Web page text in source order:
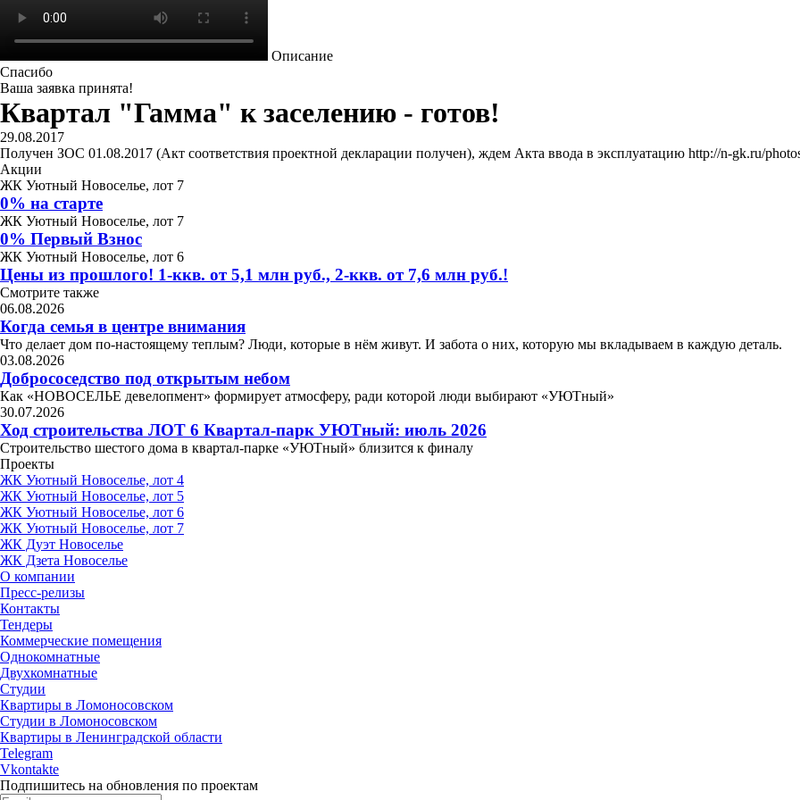
Описание
Спасибо
Ваша заявка принята!
Квартал "Гамма" к заселению - готов!
29.08.2017
Получен ЗОС 01.08.2017 (Акт соответствия проектной декларации получен), ждем Акта ввода в эксплуатацию http://n-gk.ru/
Акции
ЖК Уютный Новоселье, лот 7
0% на старте
ЖК Уютный Новоселье, лот 7
0% Первый Взнос
ЖК Уютный Новоселье, лот 6
Цены из прошлого! 1-ккв. от 5,1 млн руб., 2-ккв. от 7,6 млн руб.!
Смотрите также
06.08.2026
Когда семья в центре внимания
Что делает дом по-настоящему теплым? Люди, которые в нём живут. И забота о них, которую мы вкладываем в каждую деталь.
03.08.2026
Добрососедство под открытым небом
Как «НОВОСЕЛЬЕ девелопмент» формирует атмосферу, ради которой люди выбирают «УЮТный»
30.07.2026
Ход строительства ЛОТ 6 Квартал-парк УЮТный: июль 2026
Строительство шестого дома в квартал-парке «УЮТный» близится к финалу
Проекты
ЖК Уютный Новоселье, лот 4
ЖК Уютный Новоселье, лот 5
ЖК Уютный Новоселье, лот 6
ЖК Уютный Новоселье, лот 7
ЖК Дуэт Новоселье
ЖК Дзета Новоселье
О компании
Пресс-релизы
Контакты
Тендеры
Коммерческие помещения
Однокомнатные
Двухкомнатные
Студии
Квартиры в Ломоносовском
Студии в Ломоносовском
Квартиры в Ленинградской области
Telegram
Vkontakte
Подпишитесь на обновления по проектам